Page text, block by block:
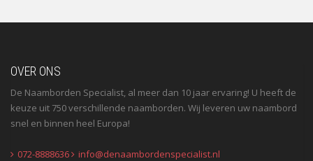
OVER ONS
De Naamborden Specialist, al meer dan 10 jaar ervaring! U heeft de
keuze uit 750 verschillende naamborden. Wij leveren uw naambord
snel en binnen heel Europa!
072-8888636 info@denaambordenspecialist.nl